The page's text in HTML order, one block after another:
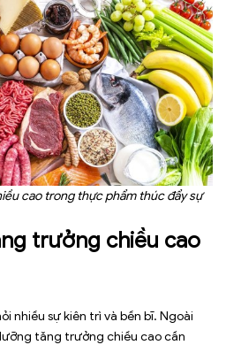
cao trong thực phẩm thúc đẩy sự
trưởng chiều cao
nhiều sự kiên trì và bền bĩ. Ngoài
tăng trưởng chiều cao cần